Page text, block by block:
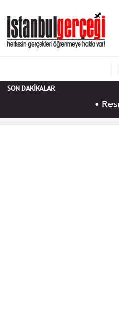
SON DAKİKALAR
•